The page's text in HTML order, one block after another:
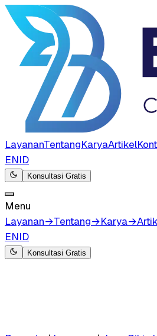
LayananTentangKaryaArtikel
ENID
Konsultasi Gratis
Menu
Layanan→Tentang→Karya→
ENID
Konsultasi Gratis